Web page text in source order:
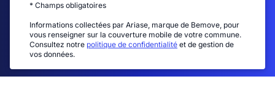
* Champs obligatoires
Informations collectées par Ariase, marque de Bemove, pour
vous renseigner sur la couverture mobile de votre commune.
Consultez notre politique de confidentialité et de gestion de
vos données.